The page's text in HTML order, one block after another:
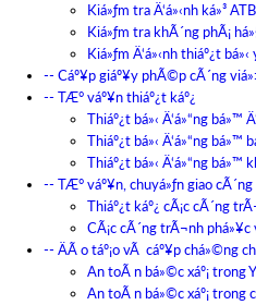
Kiá»ƒm tra Ä‘á»‹nh ká»³
Kiá»ƒm tra khÃ´ng phÃ¡
Kiá»ƒm Ä‘á»‹nh thiáº¿t bá»‹
-- Cáº¥p giáº¥y phÃ©p cÃ´ng
-- TÆ° váº¥n thiáº¿t káº¿
Thiáº¿t bá»‹ Ä‘á»“ng bá»™
Thiáº¿t bá»‹ Ä‘á»“ng bá»™
Thiáº¿t bá»‹ Ä‘á»“ng bá»™
-- TÆ° váº¥n, chuyá»ƒn giao cÃ´ng
Thiáº¿t káº¿ cÃ¡c cÃ´ng
CÃ¡c cÃ´ng trÃ¬nh phá»¥c
-- ÄÃ o táº¡o vÃ cáº¥p chá»©ng
An toÃ n bá»©c xáº¡ trong Y
An toÃ n bá»©c xáº¡ trong